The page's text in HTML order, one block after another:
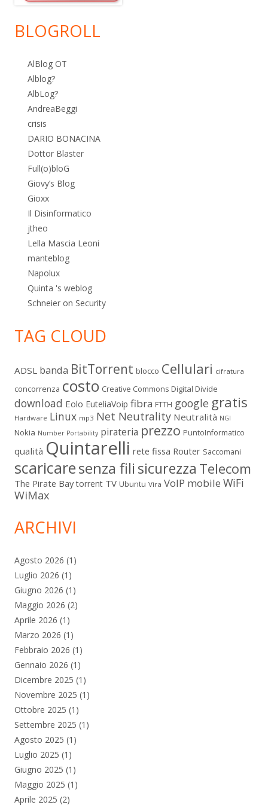
BLOGROLL
AlBlog OT
Alblog?
AlbLog?
AndreaBeggi
crisis
DARIO BONACINA
Dottor Blaster
Full(o)bloG
Giovy’s Blog
Gioxx
Il Disinformatico
jtheo
Lella Mascia Leoni
manteblog
Napolux
Quinta 's weblog
Schneier on Security
TAG CLOUD
ADSL banda BitTorrent blocco Cellulari cifratura
concorrenza costo Creative Commons Digital Divide
download Eolo EuteliaVoip fibra FTTH google gratis
Hardware Linux mp3 Net Neutrality Neutralità NGI
Nokia Number Portability pirateria prezzo PuntoInformatico
qualità Quintarelli rete fissa Router Saccomani
scaricaresenza fili sicurezza Telecom
The Pirate Bay torrent TV Ubuntu Vira VoIP mobile WiFi
WiMax
ARCHIVI
Agosto 2026 (1)
Luglio 2026 (1)
Giugno 2026 (1)
Maggio 2026 (2)
Aprile 2026 (1)
Marzo 2026 (1)
Febbraio 2026 (1)
Gennaio 2026 (1)
Dicembre 2025 (1)
Novembre 2025 (1)
Ottobre 2025 (1)
Settembre 2025 (1)
Agosto 2025 (1)
Luglio 2025 (1)
Giugno 2025 (1)
Maggio 2025 (1)
Aprile 2025 (2)